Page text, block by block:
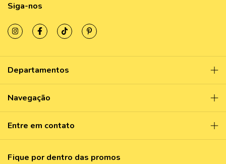
Siga-nos
Departamentos
Navegação
Entre em contato
Fique por dentro das promos